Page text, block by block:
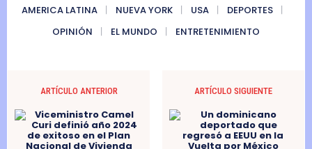
AMERICA LATINA NUEVA YORK USA
DEPORTES
OPINIÓN
EL MUNDO ENTRETENIMIENTO
ARTÍCULO ANTERIOR ARTÍCULO SIGUIENTE